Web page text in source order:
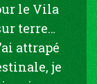
le Vila
terre…
attrapé
je